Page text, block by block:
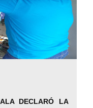
DECLARÓ LA